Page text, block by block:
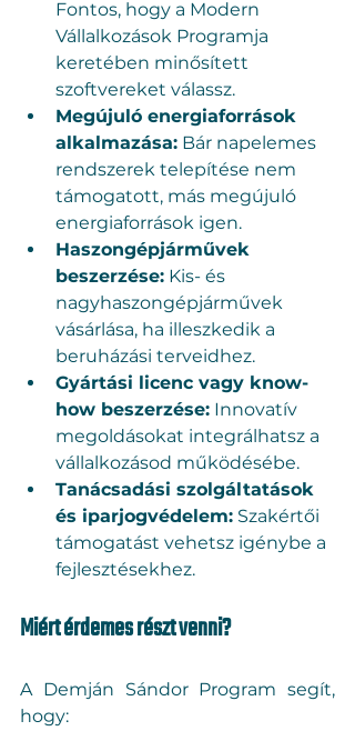
Fontos, hogy a Modern
Vállalkozások Programja
keretében minősített
szoftvereket válassz.
Megújuló energiaforrások
alkalmazása: Bár napelemes
rendszerek telepítése nem
támogatott, más megújuló
energiaforrások igen.
Haszongépjárművek
beszerzése: Kis- és
nagyhaszongépjárművek
vásárlása, ha illeszkedik a
beruházási terveidhez.
Gyártási licenc vagy know-
how beszerzése: Innovatív
megoldásokat integrálhatsz a
vállalkozásod működésébe.
Tanácsadási szolgáltatások
és iparjogvédelem: Szakértői
támogatást vehetsz igénybe a
fejlesztésekhez.
Miért érdemes részt venni?
A Demján Sándor Program segít,
hogy: